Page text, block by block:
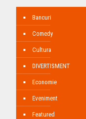
Bancuri
Comedy
Cultura
DIVERTISMENT
Economie
Eveniment
Featured